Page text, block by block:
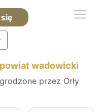
się
wadowicki
przez Orły